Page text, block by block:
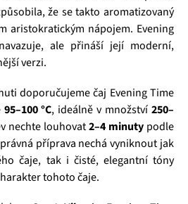
že se takto aromatizovaný
aristokratickým nápojem. Evening
ale přináší její moderní,
verzi.
doporučujeme čaj Evening Time
95–100 °C, ideálně v množství250–
nechte louhovat2–4 minutypodle
příprava nechá vyniknout jak
čaje, tak i čisté, elegantní tóny
tohoto čaje.